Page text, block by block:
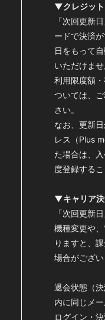
PHOTO
Q&A(教え
Global
STORE
会員登録 ロ
▼クレジッ
「次回更新
ードで決済
日をもって
いただけませ
利用限度額
ついては、
さい。
なお、更新
レス（Plus
た場合は、
度登録するこ
▼キャリア
「次回更新
機種変更や
りますと、
場合がござい
退会状態（
内に同じメ
ログイン・